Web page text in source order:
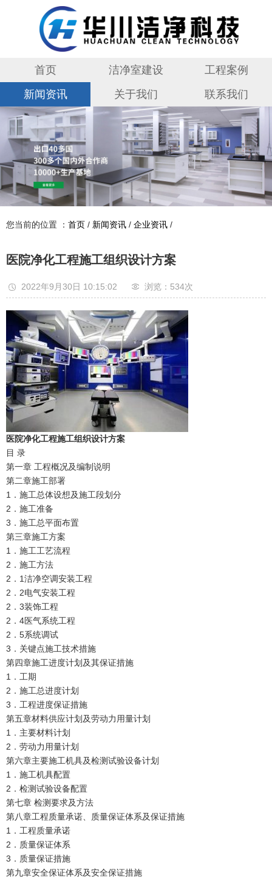
首页 洁净室建设
工程案例
新闻资讯
关于我们 联系我们
您当前的位置 ： 首页 / 新闻资讯 / 企业资讯 /
医院净化工程施工组织设计方案
2022年9月30日 10:15:02 浏览：534次
医院净化工程施工组织设计方案
目 录
第一章 工程概况及编制说明
第二章施工部署
1．施工总体设想及施工段划分
2．施工准备
3．施工总平面布置
第三章施工方案
1．施工工艺流程
2．施工方法
2．1洁净空调安装工程
2．2电气安装工程
2．3装饰工程
2．4医气系统工程
2．5系统调试
3．关键点施工技术措施
第四章施工进度计划及其保证措施
1．工期
2．施工总进度计划
3．工程进度保证措施
第五章材料供应计划及劳动力用量计划
1．主要材料计划
2．劳动力用量计划
第六章主要施工机具及检测试验设备计划
1．施工机具配置
2．检测试验设备配置
第七章 检测要求及方法
第八章工程质量承诺、质量保证体系及保证措施
1．工程质量承诺
2．质量保证体系
3．质量保证措施
第九章安全保证体系及安全保证措施